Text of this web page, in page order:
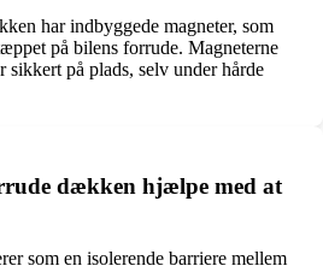
har indbyggede magneter, som
på bilens forrude. Magneterne
på plads, selv under hårde
dækken hjælpe med at
som en isolerende barriere mellem